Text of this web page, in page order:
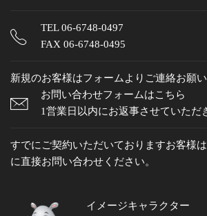
TEL06-6748-0497
FAX 06-6748-0495
新規のお客様はフォームよりご連絡お願い
お問い合わせフォームはこちら
1営業日以内にお返事させていただ
すでにご契約いただいておりますお客様
に直接お問い合わせください。
イメージキャラクター